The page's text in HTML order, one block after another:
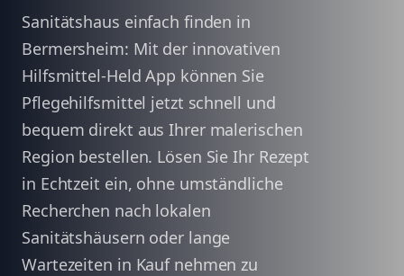
Sanitätshaus einfach finden in
Bermersheim: Mit der innovativen
Hilfsmittel-Held App können Sie
Pflegehilfsmittel jetzt schnell und
bequem direkt aus Ihrer malerischen
Region bestellen. Lösen Sie Ihr Rezept
in Echtzeit ein, ohne umständliche
Recherchen nach lokalen
Sanitätshäusern oder lange
Wartezeiten in Kauf nehmen zu